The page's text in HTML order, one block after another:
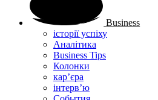
Business
історії успіху
Аналітика
Business Tips
Колонки
кар’єра
інтерв’ю